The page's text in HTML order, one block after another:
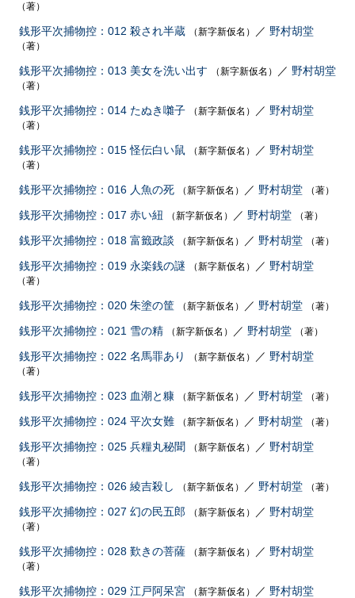
（著）
銭形平次捕物控：012 殺され半蔵 （新字新仮名） ／ 野村胡堂
（著）
銭形平次捕物控：013 美女を洗い出す （新字新仮名） ／ 野村胡堂
（著）
銭形平次捕物控：014 たぬき囃子 （新字新仮名） ／ 野村胡堂
（著）
銭形平次捕物控：015 怪伝白い鼠 （新字新仮名） ／ 野村胡堂
（著）
銭形平次捕物控：016 人魚の死 （新字新仮名） ／ 野村胡堂 （著）
銭形平次捕物控：017 赤い紐 （新字新仮名） ／ 野村胡堂 （著）
銭形平次捕物控：018 富籤政談 （新字新仮名） ／ 野村胡堂 （著）
銭形平次捕物控：019 永楽銭の謎 （新字新仮名） ／ 野村胡堂
（著）
銭形平次捕物控：020 朱塗の筐 （新字新仮名） ／ 野村胡堂 （著）
銭形平次捕物控：021 雪の精 （新字新仮名） ／ 野村胡堂 （著）
銭形平次捕物控：022 名馬罪あり （新字新仮名） ／ 野村胡堂
（著）
銭形平次捕物控：023 血潮と糠 （新字新仮名） ／ 野村胡堂 （著）
銭形平次捕物控：024 平次女難 （新字新仮名） ／ 野村胡堂 （著）
銭形平次捕物控：025 兵糧丸秘聞 （新字新仮名） ／ 野村胡堂
（著）
銭形平次捕物控：026 綾吉殺し （新字新仮名） ／ 野村胡堂 （著）
銭形平次捕物控：027 幻の民五郎 （新字新仮名） ／ 野村胡堂
（著）
銭形平次捕物控：028 歎きの菩薩 （新字新仮名） ／ 野村胡堂
（著）
銭形平次捕物控：029 江戸阿呆宮 （新字新仮名） ／ 野村胡堂